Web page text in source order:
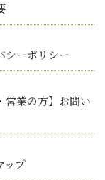
シーポリシー
営業の方】お問い
ップ